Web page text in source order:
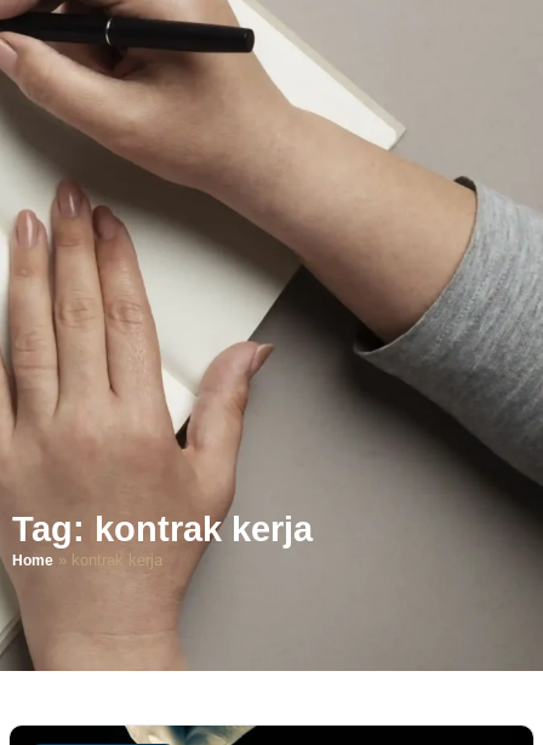
Tag: kontrak kerja
Home » kontrak kerja